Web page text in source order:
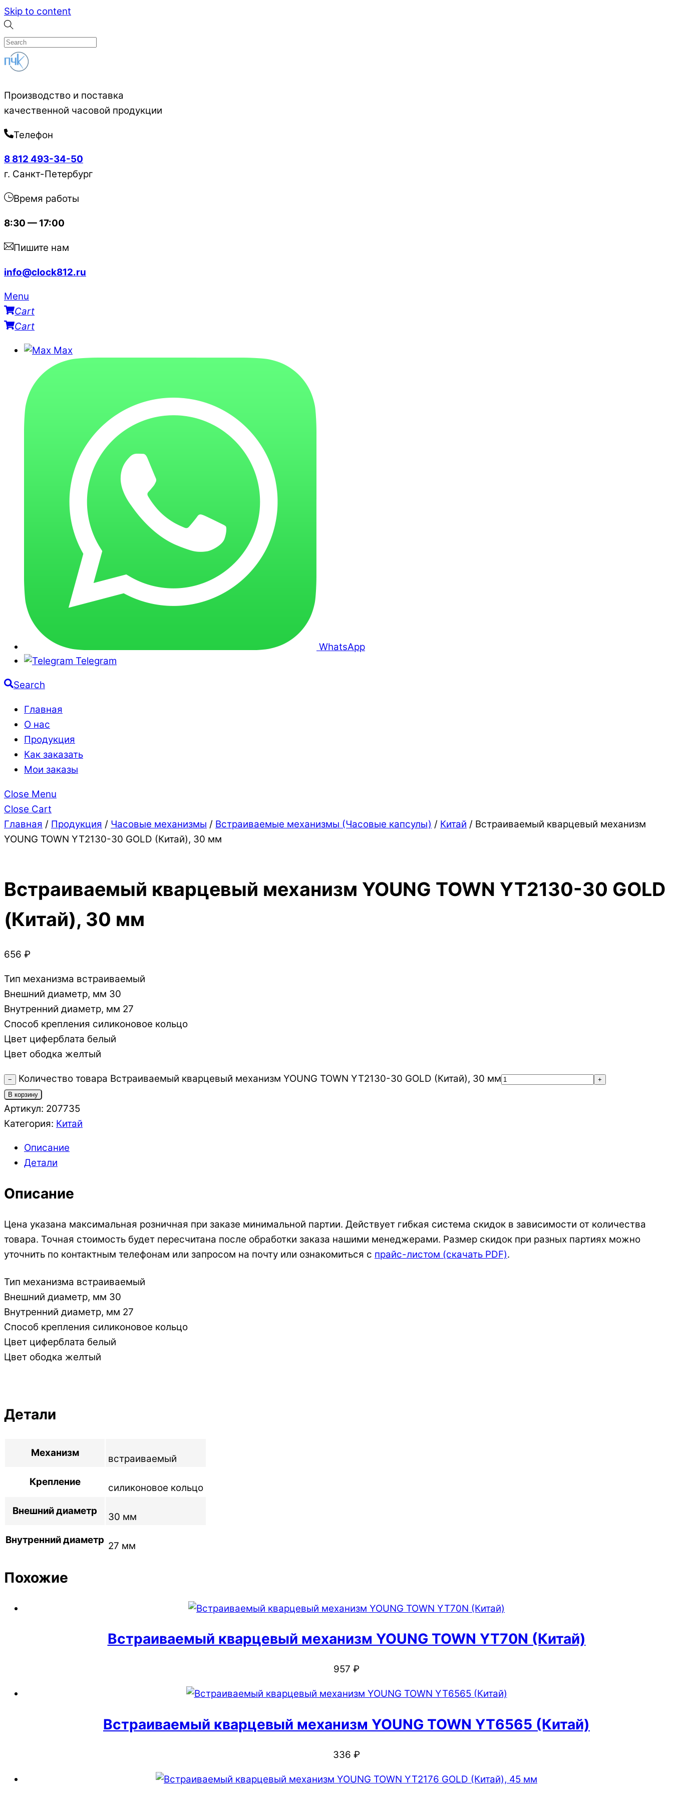
Skip to content
Производство и поставка
качественной часовой продукции
Телефон
8 812 493-34-50
г. Санкт-Петербург
Время работы
8:30 — 17:00
Пишите нам
info@clock812.ru
Menu
Cart
Cart
Max
WhatsApp
Telegram
Search
Главная
О нас
Продукция
Как заказать
Мои заказы
Close Menu
Close Cart
Главная / Продукция / Часовые механизмы / Встраиваемые механизмы (Часовые капсулы) / Китай / Встраиваемый кварцевый механизм
YOUNG TOWN YT2130-30 GOLD (Китай), 30 мм
Встраиваемый кварцевый механизм YOUNG TOWN YT2130-30 GOLD
(Китай), 30 мм
656 ₽
Тип механизма встраиваемый
Внешний диаметр, мм 30
Внутренний диаметр, мм 27
Способ крепления силиконовое кольцо
Цвет циферблата белый
Цвет ободка желтый
− Количество товара Встраиваемый кварцевый механизм YOUNG TOWN YT2130-30 GOLD (Китай), 30 мм
+
В корзину
Артикул: 207735
Категория: Китай
Описание
Детали
Описание
Цена указана максимальная розничная при заказе минимальной партии. Действует гибкая система скидок в зависимости от количества
товара. Точная стоимость будет пересчитана после обработки заказа нашими менеджерами. Размер скидок при разных партиях можно
уточнить по контактным телефонам или запросом на почту или ознакомиться с прайс-листом (скачать PDF).
Тип механизма встраиваемый
Внешний диаметр, мм 30
Внутренний диаметр, мм 27
Способ крепления силиконовое кольцо
Цвет циферблата белый
Цвет ободка желтый
Детали
Механизм
встраиваемый
Крепление
силиконовое кольцо
Внешний диаметр
30 мм
Внутренний диаметр
27 мм
Похожие
Встраиваемый кварцевый механизм YOUNG TOWN YT70N (Китай)
957 ₽
Встраиваемый кварцевый механизм YOUNG TOWN YT6565 (Китай)
336 ₽